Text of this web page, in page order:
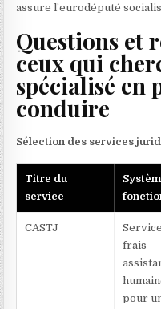
assure l’eurodéputé
Questions et
ceux qui
spécialisé en
conduire
Sélection des services
Titre du
service
CASTJ
frais —
pour